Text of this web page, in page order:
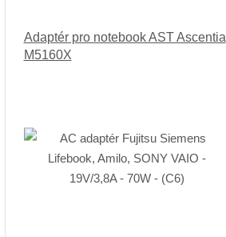
Adaptér pro notebook AST Ascentia
M5160X